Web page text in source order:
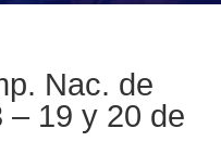
Nac. de
– 19 y 20 de